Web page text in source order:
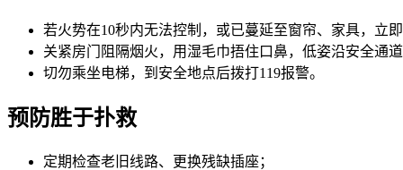
若火势在10秒内无法控制，或已蔓延至窗帘、家具， 立
关紧房门阻隔烟火，用湿毛巾捂住口鼻，低姿沿安全通道
切勿乘坐电梯，到安全地点后拨打119报警。
预防胜于扑救
定期检查老旧线路、更换残缺插座；